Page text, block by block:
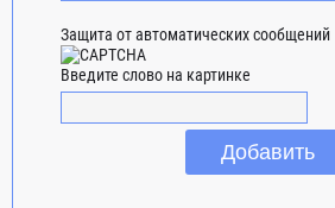
Защита от автоматических сообщений
Введите слово на картинке